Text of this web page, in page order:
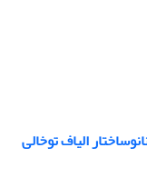
الیاف توخالی